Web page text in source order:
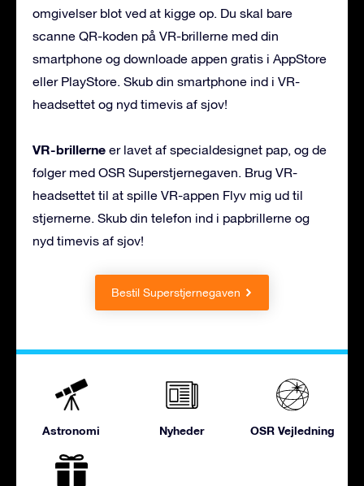
omgivelser blot ved at kigge op. Du skal bare
scanne QR-koden på VR-brillerne med din
smartphone og downloade appen gratis i AppStore
eller PlayStore. Skub din smartphone ind i VR-
headsettet og nyd timevis af sjov!
VR-brillerne er lavet af specialdesignet pap, og de
følger med OSR Superstjernegaven. Brug VR-
headsettet til at spille VR-appen Flyv mig ud til
stjernerne. Skub din telefon ind i papbrillerne og
nyd timevis af sjov!
Bestil Superstjernegaven
Astronomi Nyheder OSR Vejledning